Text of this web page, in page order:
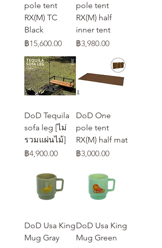
pole tent
RX(M) TC
Black
ราคา
฿15,600.00
pole tent
RX(M) half
inner tent
ราคา
฿3,980.00
DoD Tequila
sofa leg [ไม่
รวมแผ่นไม้]
ราคา
฿4,900.00
DoD One
pole tent
RX(M) half mat
ราคา
฿3,000.00
DoD Usa King
Mug Gray
DoD Usa King
Mug Green